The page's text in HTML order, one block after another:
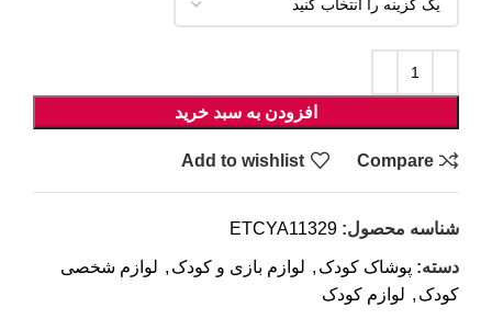
افزودن به سبد خرید
Compare
Add to wishlist
شناسه محصول: ETCYA11329
دسته: پوشاک کودک , لوازم بازی و کودک , لوازم شخصی
کودک , لوازم کودک